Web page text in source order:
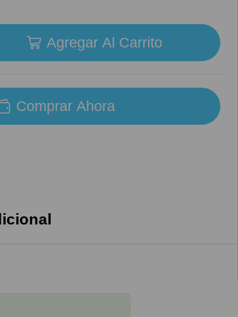
Agregar Al Carrito
Comprar Ahora